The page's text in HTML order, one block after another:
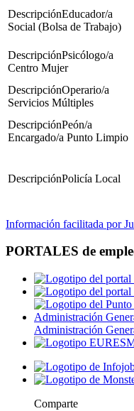
Educador/a
Social (Bolsa de Trabajo)
Psicólogo/a
Centro Mujer
Operario/a
Servicios Múltiples
Peón/a
Encargado/a Punto Limpio
Policía Local
Información facilitada por
PORTALES de
Administración
Comparte